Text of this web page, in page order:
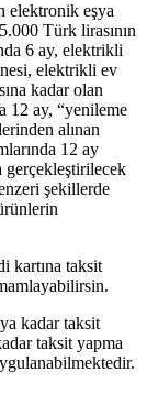
elektronik eşya
Türk lirasının
6 ay, elektrikli
elektrikli ev
kadar olan
12 ay, “yenileme
alınan
12 ay
gerçekleştirilecek
şekillerde
kartına taksit
kadar taksit
taksit yapma